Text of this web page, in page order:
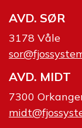
AVD. SØR
3178 Våle
AVD. MIDT
7300